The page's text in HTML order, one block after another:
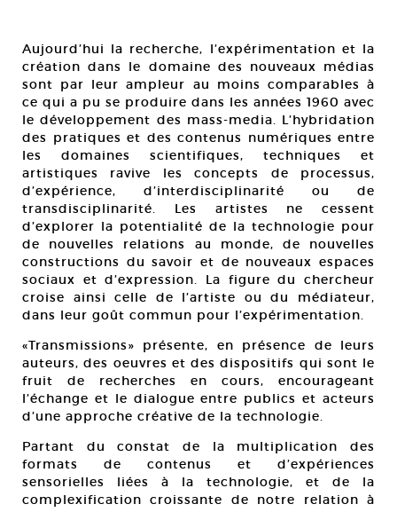
Aujourd’hui la recherche, l’expérimentation et la
création dans le domaine des nouveaux médias
sont par leur ampleur au moins comparables à
ce qui a pu se produire dans les années 1960 avec
le développement des mass-media. L’hybridation
des pratiques et des contenus numériques entre
les domaines scientifiques, techniques et
artistiques ravive les concepts de processus,
d’expérience, d’interdisciplinarité ou de
transdisciplinarité. Les artistes ne cessent
d’explorer la potentialité de la technologie pour
de nouvelles relations au monde, de nouvelles
constructions du savoir et de nouveaux espaces
sociaux et d’expression. La figure du chercheur
croise ainsi celle de l’artiste ou du médiateur,
dans leur goût commun pour l’expérimentation.
«Transmissions» présente, en présence de leurs
auteurs, des oeuvres et des dispositifs qui sont le
fruit de recherches en cours, encourageant
l’échange et le dialogue entre publics et acteurs
d’une approche créative de la technologie.
Partant du constat de la multiplication des
formats de contenus et d’expériences
sensorielles liées à la technologie, et de la
complexification croissante de notre relation à